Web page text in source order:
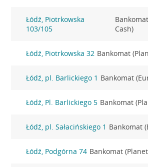
Łódź, Piotrkowska
103/105
Cash)
Łódź, Piotrkowska 32 Bankomat
Łódź, pl. Barlickiego 1 Bankomat
Łódź, Pl. Barlickiego 5 Bankomat
Łódź, pl. Sałacińskiego 1 Bankomat
Łódź, Podgórna 74 Bankomat